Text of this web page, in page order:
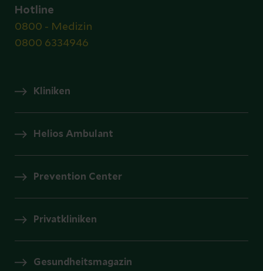
Hotline
0800 - Medizin
0800 6334946
Kliniken
Helios Ambulant
Prevention Center
Privatkliniken
Gesundheitsmagazin